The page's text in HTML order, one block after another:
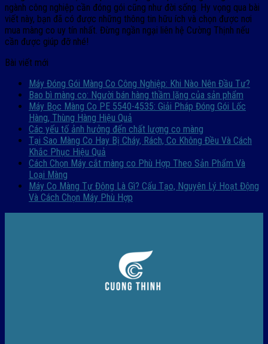
ngành công nghiệp cần đóng gói cũng như đời sống. Hy vọng qua bài
viết này, bạn đã có được những thông tin hữu ích và chọn được nơi
mua màng co uy tín nhất. Đừng ngần ngại liên hệ Cường Thịnh nếu
cần được giúp đỡ nhé!
Bài viết mới
Máy Đóng Gói Màng Co Công Nghiệp: Khi Nào Nên Đầu Tư?
Bao bì màng co: Người bán hàng thầm lặng của sản phẩm
Máy Bọc Màng Co PE 5540-4535: Giải Pháp Đóng Gói Lốc
Hàng, Thùng Hàng Hiệu Quả
Các yếu tố ảnh hưởng đến chất lượng co màng
Tại Sao Màng Co Hay Bị Cháy, Rách, Co Không Đều Và Cách
Khắc Phục Hiệu Quả
Cách Chọn Máy cắt màng co Phù Hợp Theo Sản Phẩm Và
Loại Màng
Máy Co Màng Tự Động Là Gì? Cấu Tạo, Nguyên Lý Hoạt Động
Và Cách Chọn Máy Phù Hợp